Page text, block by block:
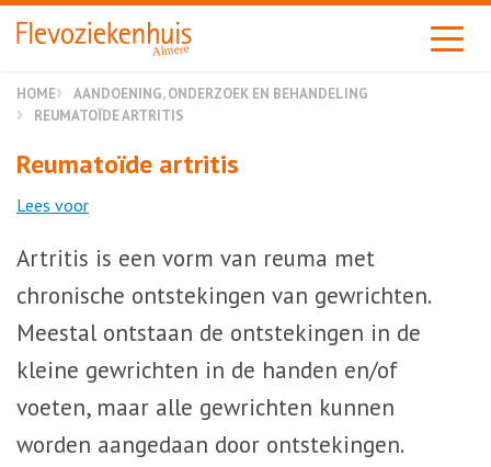
Almere
HOME
AANDOENING, ONDERZOEK EN BEHANDELING
REUMATOÏDE ARTRITIS
Reumatoïde artritis
Lees voor
Artritis is een vorm van reuma met
chronische ontstekingen van gewrichten.
Meestal ontstaan de ontstekingen in de
kleine gewrichten in de handen en/of
voeten, maar alle gewrichten kunnen
worden aangedaan door ontstekingen.